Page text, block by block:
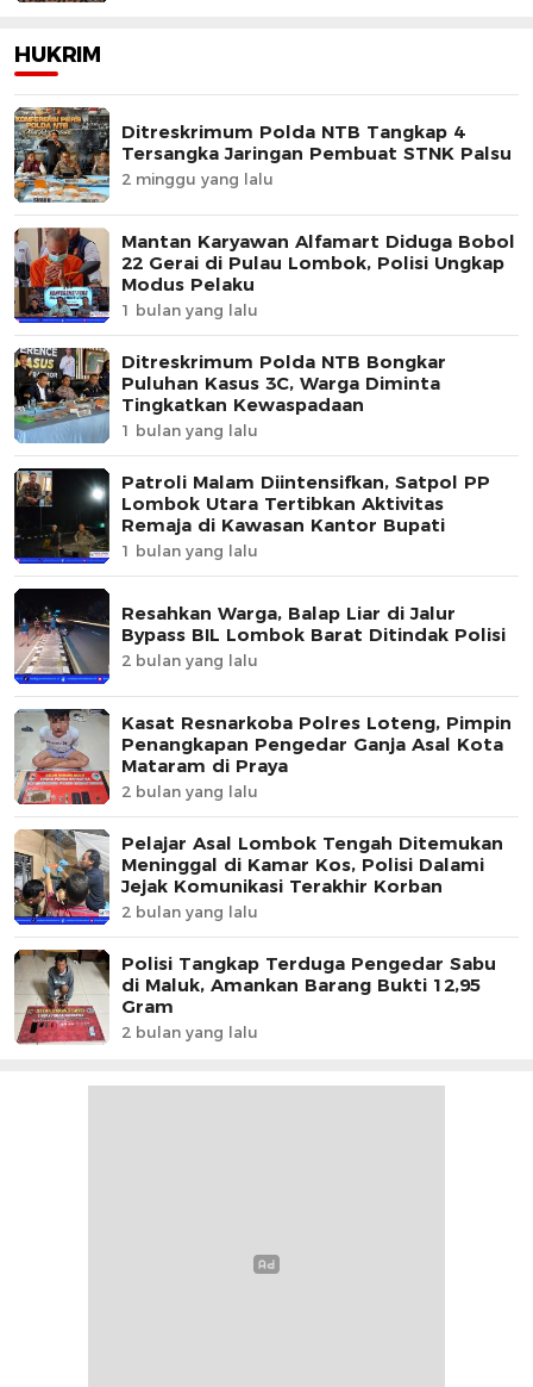
HUKRIM
Ditreskrimum Polda NTB Tangkap 4
Tersangka Jaringan Pembuat STNK Palsu
2 minggu yang lalu
Mantan Karyawan Alfamart Diduga Bobol
22 Gerai di Pulau Lombok, Polisi Ungkap
Modus Pelaku
1 bulan yang lalu
Ditreskrimum Polda NTB Bongkar
Puluhan Kasus 3C, Warga Diminta
Tingkatkan Kewaspadaan
1 bulan yang lalu
Patroli Malam Diintensifkan, Satpol PP
Lombok Utara Tertibkan Aktivitas
Remaja di Kawasan Kantor Bupati
1 bulan yang lalu
Resahkan Warga, Balap Liar di Jalur
Bypass BIL Lombok Barat Ditindak Polisi
2 bulan yang lalu
Kasat Resnarkoba Polres Loteng, Pimpin
Penangkapan Pengedar Ganja Asal Kota
Mataram di Praya
2 bulan yang lalu
Pelajar Asal Lombok Tengah Ditemukan
Meninggal di Kamar Kos, Polisi Dalami
Jejak Komunikasi Terakhir Korban
2 bulan yang lalu
Polisi Tangkap Terduga Pengedar Sabu
di Maluk, Amankan Barang Bukti 12,95
Gram
2 bulan yang lalu